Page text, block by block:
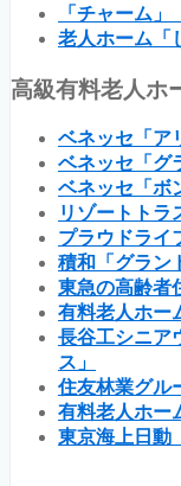
「チャーム」
老人ホーム「
高級有料老人ホ
ベネッセ「ア
ベネッセ「グ
ベネッセ「ボ
リゾートトラ
プラウドライ
積和「グラン
東急の高齢者
有料老人ホー
長谷工シニア
ス」
住友林業グル
有料老人ホー
東京海上日動